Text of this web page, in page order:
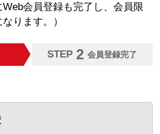
Web会員登録も完了し、会員限
ります。）
STEP 2 会員登録完了